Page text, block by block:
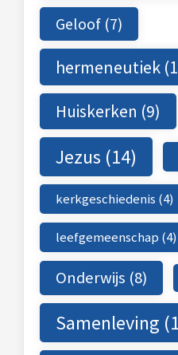
Geloof (7)
hermeneutiek
Huiskerken (9)
Jezus (14)
kerkgeschiedenis (4)
leefgemeenschap (4)
Onderwijs (8)
Samenleving